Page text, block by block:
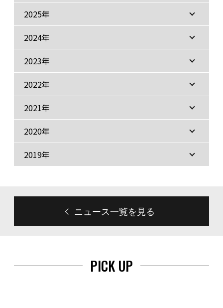
2025年
2024年
2023年
2022年
2021年
2020年
2019年
ニュース一覧を見る
PICK UP